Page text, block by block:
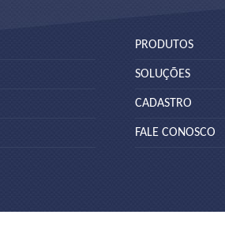
PRODUTOS
SOLUÇÕES
CADASTRO
FALE CONOSCO